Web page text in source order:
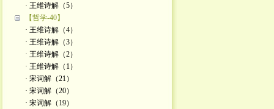
· 王维诗解（5）
【哲学-40】
· 王维诗解（4）
· 王维诗解（3）
· 王维诗解（2）
· 王维诗解（1）
· 宋词解（21）
· 宋词解（20）
· 宋词解（19）